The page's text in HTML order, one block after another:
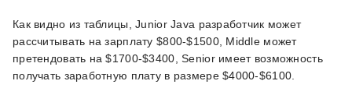
Как видно из таблицы, Junior Java разработчик может
рассчитывать на зарплату $800-$1500, Middle может
претендовать на $1700-$3400, Senior имеет возможность
получать заработную плату в размере $4000-$6100.